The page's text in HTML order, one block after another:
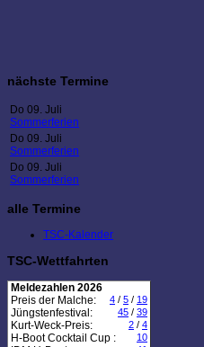
nächste Termine
Do 09. Juli
Sommerferien
Do 09. Juli
Sommerferien
Do 09. Juli
Sommerferien
alle Termine
TSC-Kalender
TSC-Wettfahrten
Meldezahlen 2026
Preis der Malche:
4 / 5 / 19
Jüngstenfestival: 45 / 39
Kurt-Weck-Preis: 2 / 4
H-Boot Cocktail Cup : 10